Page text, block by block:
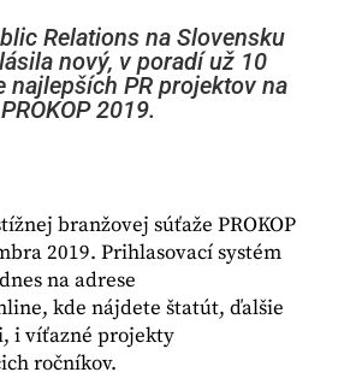
Relations na Slovensku
nový, v poradí už 10
najlepších PR projektov na
2019.
branžovej súťaže PROKOP
2019. Prihlasovací systém
na adrese
kde nájdete štatút, ďalšie
i víťazné projekty
ročníkov.